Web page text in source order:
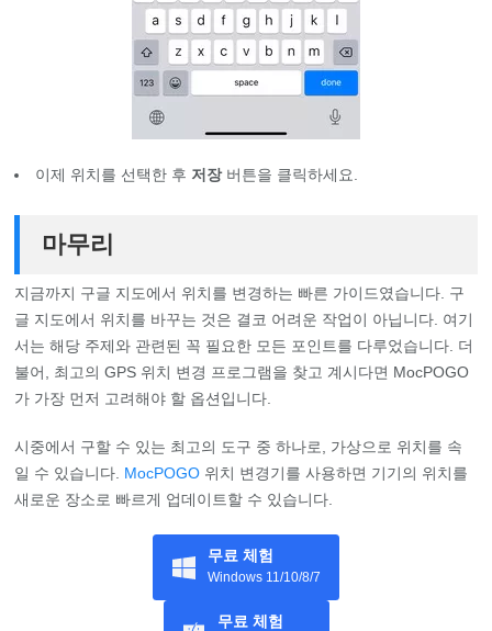
이제 위치를 선택한 후 저장버튼을 클릭하세요.
마무리
지금까지 구글 지도에서 위치를 변경하는 빠른 가이드였습니다. 구
글 지도에서 위치를 바꾸는 것은 결코 어려운 작업이 아닙니다. 여기
서는 해당 주제와 관련된 꼭 필요한 모든 포인트를 다루었습니다. 더
불어, 최고의 GPS 위치 변경 프로그램을 찾고 계시다면 MocPOGO
가 가장 먼저 고려해야 할 옵션입니다.
시중에서 구할 수 있는 최고의 도구 중 하나로, 가상으로 위치를 속
일 수 있습니다. MocPOGO 위치 변경기를 사용하면 기기의 위치를 ​​
새로운 장소로 빠르게 업데이트할 수 있습니다.
무료 체험
Windows 11/10/8/7
무료 체험